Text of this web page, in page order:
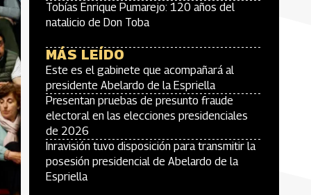
Tobías Enrique Pumarejo: 120 años del
natalicio de Don Toba
MÁS LEÍDO
Este es el gabinete que acompañará al
presidente Abelardo de la Espriella
Presentan pruebas de presunto fraude
electoral en las elecciones presidenciales
de 2026
Inravisión tuvo disposición para transmitir la
posesión presidencial de Abelardo de la
Espriella